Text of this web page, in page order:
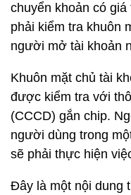
chuyển khoản có
phải kiểm tra khuôn
người mở tài khoản
Khuôn mặt chủ tài
được kiểm tra với
(CCCD) gắn chip.
người dùng trong
sẽ phải thực hiện
Đây là một nội dung